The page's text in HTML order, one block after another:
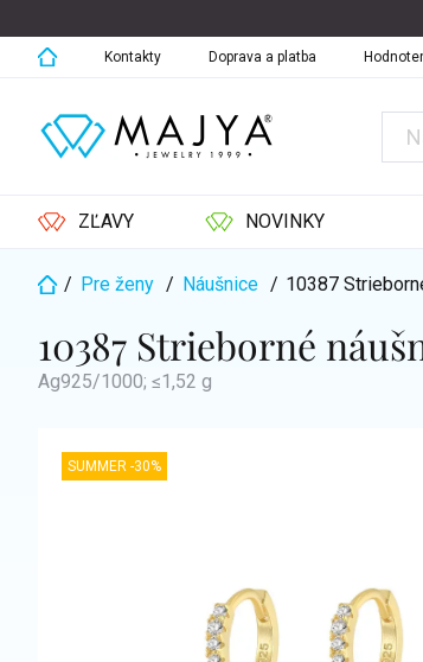
na
obsah
Kontakty Doprava a platba
ZĽAVY NOVINKY
Domov
/ Pre ženy / Náušnice / 10387
10387 Strieborné
Ag925/1000; ≤1,52 g
SUMMER -30%